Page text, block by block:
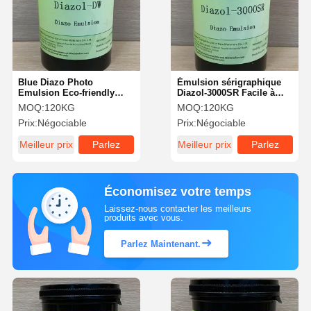
Blue Diazo Photo
Emulsion Eco-friendly
Professionnel Une longue
durée de conservation
MOQ:120KG
Prix:Négociable
Meilleur prix
Parlez
Émulsion sérigraphique
Diazol-3000SR Facile à
utiliser Compatibilité
d'encre polyvalente
MOQ:120KG
Prix:Négociable
Meilleur prix
Parlez
Économisez votre temps
Laissez-nous contacter les meilleurs
produits avec vous.
Parlez Maintenant.